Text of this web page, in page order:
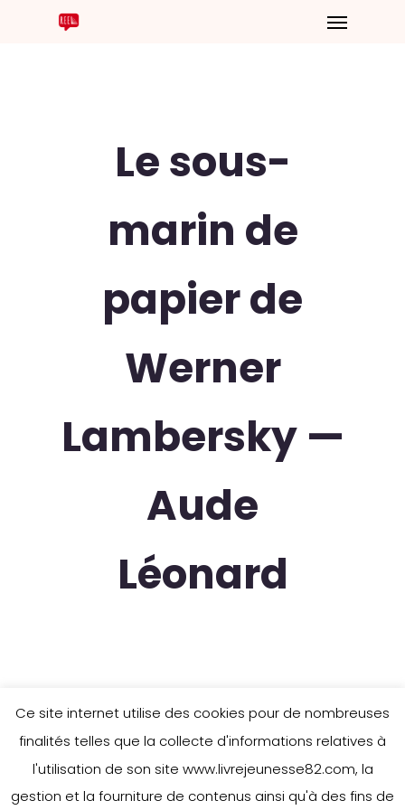
Le sous-
marin de
papier de
Werner
Lambersky —
Aude
Léonard
Ce site internet utilise des cookies pour de nombreuses
finalités telles que la collecte d'informations relatives à
l'utilisation de son site www.livrejeunesse82.com, la
gestion et la fourniture de contenus ainsi qu'à des fins de